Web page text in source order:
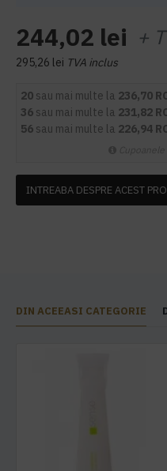
244,02 lei +
295,26 lei TVA inclus
20 sau mai multe la 236,70
36 sau mai multe la 231,82
56 sau mai multe la 226,94
INTREABA DESPRE ACEST
DIN ACEEASI CATEGORIE